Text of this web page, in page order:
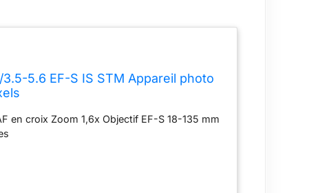
3.5-5.6 EF-S IS STM Appareil photo
en croix Zoom 1,6x Objectif EF-S 18-135 mm